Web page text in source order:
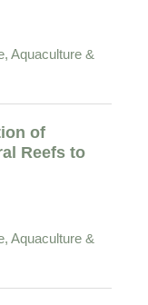
Aquaculture &
of
Reefs to
Aquaculture &